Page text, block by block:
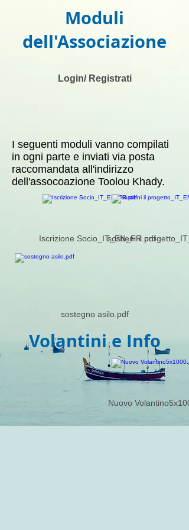
Moduli
dell'Associazione
Login/ Registrati
I seguenti moduli vanno compilati
in ogni parte e inviati via posta
raccomandata all'indirizzo
dell'assocoazione Toolou Khady.
Iscrizione Socio_IT_EN_FR.pdf
sostieni il
sostegno asilo.pdf
Volantini e Info
Nuovo